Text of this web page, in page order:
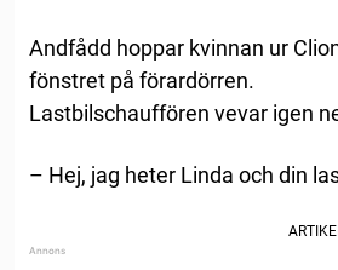
Andfådd hoppar kvinnan ur
fönstret på förardörren.
Lastbilschauffören vevar igen
– Hej, jag heter Linda och din